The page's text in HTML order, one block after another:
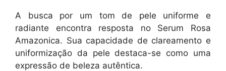
A busca por um tom de pele uniforme e
radiante encontra resposta no Serum Rosa
Amazonica. Sua capacidade de clareamento e
uniformização da pele destaca-se como uma
expressão de beleza autêntica.